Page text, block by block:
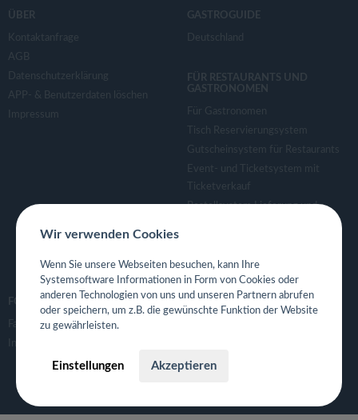
ÜBER
Kontaktanfrage
AGB
Datenschutzerklärung
APP- & Benutzerdaten löschen
Impressum
GASTROGUIDE
Deutschland
FÜR RESTAURANTS UND
GASTRONOMEN
Für Gastronomen
Tisch Reservierungsystem
Gutscheinsystem für Restaurants
Event- und Ticketsystem mit
Ticketverkauf
Bestellsystem Lieferung und
Eigene App für Restaurant
FOLGE UNS
Facebook
Instagram
Wir verwenden Cookies
Wenn Sie unsere Webseiten besuchen, kann Ihre
Systemsoftware Informationen in Form von Cookies oder
anderen Technologien von uns und unseren Partnern abrufen
oder speichern, um z.B. die gewünschte Funktion der Website
zu gewährleisten.
Einstellungen Akzeptieren